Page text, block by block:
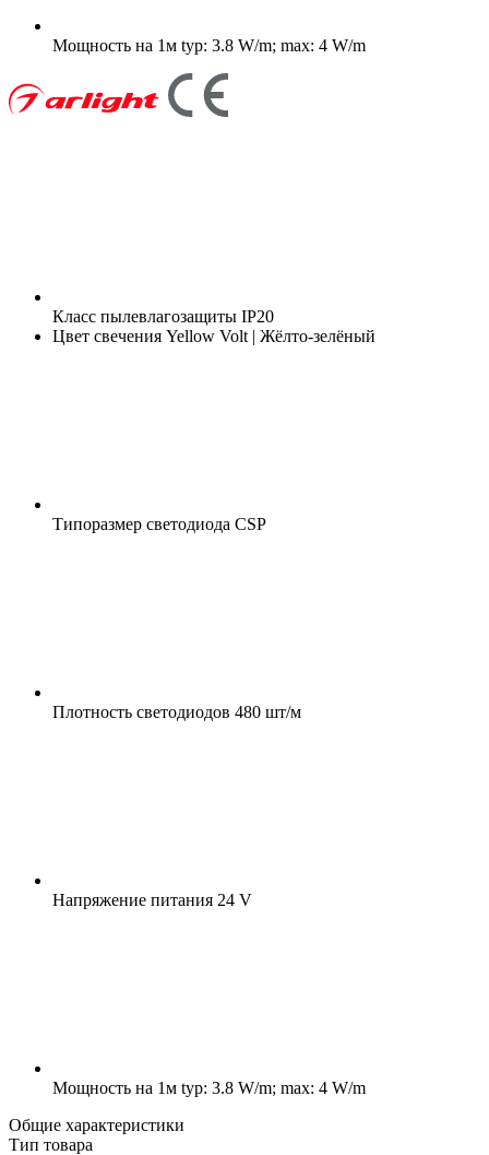
Мощность на 1м typ: 3.8 W/m; max: 4 W/m
Класс пылевлагозащиты IP20
Цвет свечения Yellow Volt | Жёлто-зелёный
Типоразмер светодиода CSP
Плотность светодиодов 480 шт/м
Напряжение питания 24 V
Мощность на 1м typ: 3.8 W/m; max: 4 W/m
Общие характеристики
Тип товара